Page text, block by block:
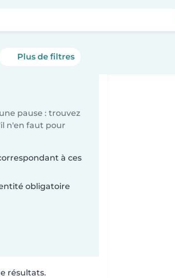
Plus de filtres
pause : trouvez
n'en faut pour
à ces
obligatoire
résultats.